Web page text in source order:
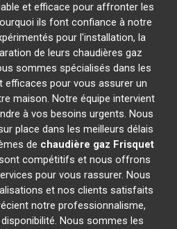
et efficace pour affronter les
ils font confiance à notre
pour l'installation, la
de leurs chaudières gaz
sommes spécialisés dans les
efficaces pour vous assurer un
maison. Notre équipe intervient
à vos besoins urgents. Nous
place dans les meilleurs délais
de chaudière gaz Frisquet
compétitifs et nous offrons
pour vous rassurer. Nous
et nos clients satisfaits
notre professionnalisme,
Nous sommes les